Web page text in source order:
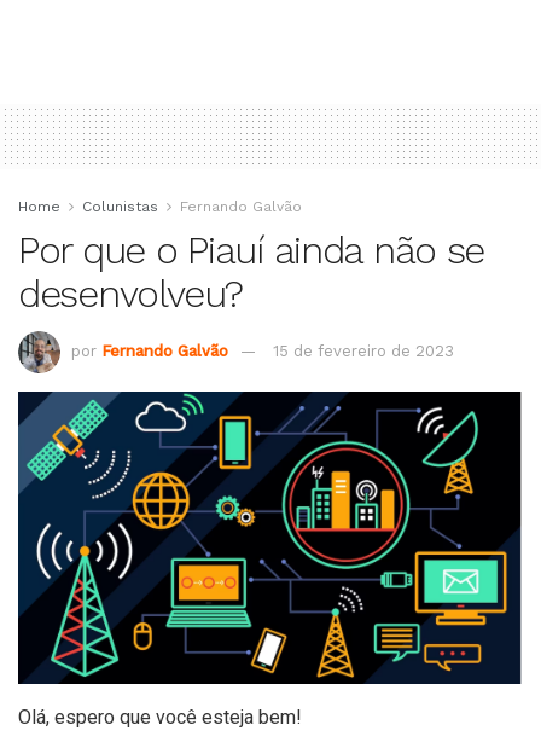
Home Colunistas Fernando Galvão
Por que o Piauí ainda não se
desenvolveu?
por Fernando Galvão 15 de fevereiro de 2023
Olá, espero que você esteja bem!